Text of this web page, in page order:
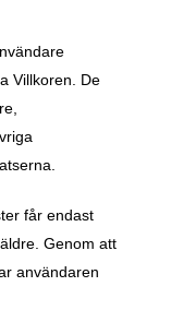
Villkoren. De
får endast
Genom att
användaren